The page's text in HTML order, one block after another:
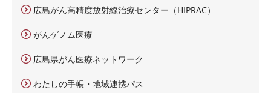
広島がん高精度放射線治療センター（HIPRAC）
がんゲノム医療
広島県がん医療ネットワーク
わたしの手帳・地域連携パス